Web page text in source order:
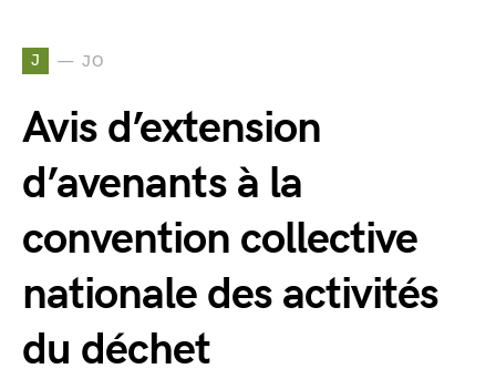
J JO
Avis d’extension
d’avenants à la
convention collective
nationale des activités
du déchet